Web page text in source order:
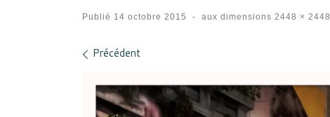
Publié 14 octobre 2015 - aux dimensions 2448 × 2448
Navigation des images
Précédent